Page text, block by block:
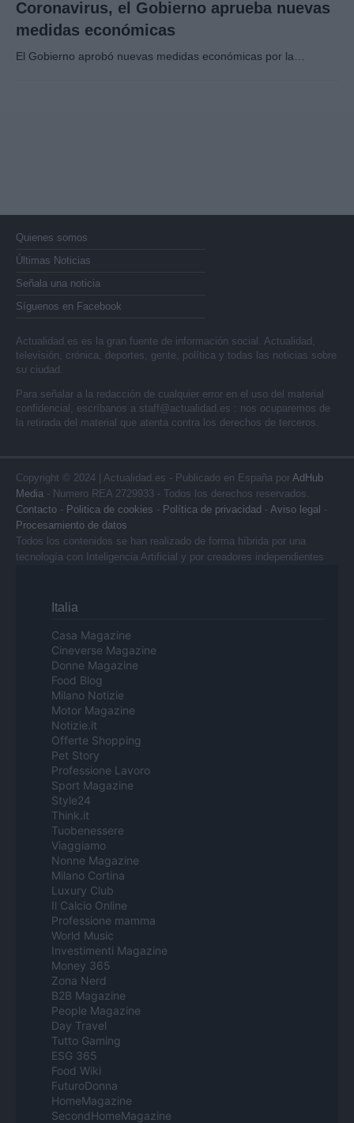
Coronavirus, el Gobierno aprueba nuevas
medidas económicas
El Gobierno aprobó nuevas medidas económicas por la…
Quienes somos
Últimas Noticias
Señala una noticia
Síguenos en Facebook
Actualidad.es es la gran fuente de información social. Actualidad,
televisión, crónica, deportes, gente, política y todas las noticias sobre
su ciudad.
Para señalar a la redacción de cualquier error en el uso del material
confidencial, escríbanos a staff@actualidad.es : nos ocuparemos de
la retirada del material que atenta contra los derechos de terceros.
Copyright © 2024 | Actualidad.es - Publicado en España por AdHub
Media - Numero REA 2729933 - Todos los derechos reservados.
Contacto - Politica de cookies - Política de privacidad - Aviso legal -
Procesamiento de datos
Todos los contenidos se han realizado de forma híbrida por una
tecnología con Inteligencia Artificial y por creadores independientes
Italia
Casa Magazine
Cineverse Magazine
Donne Magazine
Food Blog
Milano Notizie
Motor Magazine
Notizie.it
Offerte Shopping
Pet Story
Professione Lavoro
Sport Magazine
Style24
Think.it
Tuobenessere
Viaggiamo
Nonne Magazine
Milano Cortina
Luxury Club
Il Calcio Online
Professione mamma
World Music
Investimenti Magazine
Money 365
Zona Nerd
B2B Magazine
People Magazine
Day Travel
Tutto Gaming
ESG 365
Food Wiki
FuturoDonna
HomeMagazine
SecondHomeMagazine